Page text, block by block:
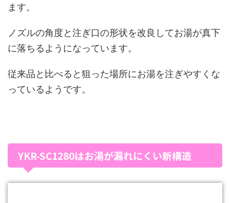
ます。
ノズルの角度と注ぎ口の形状を改良してお湯が真下
に落ちるようになっています。
従来品と比べると狙った場所にお湯を注ぎやすくな
っているようです。
YKR-SC1280はお湯が漏れにくい新構造